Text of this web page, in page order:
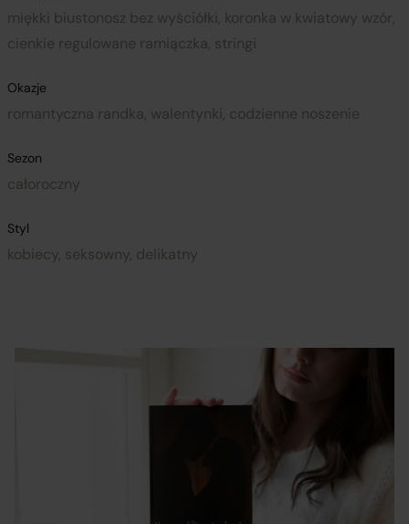
miękki biustonosz bez wyściółki, koronka w kwiatowy wzór,
cienkie regulowane ramiączka, stringi
Okazje
romantyczna randka, walentynki, codzienne noszenie
Sezon
całoroczny
Styl
kobiecy, seksowny, delikatny